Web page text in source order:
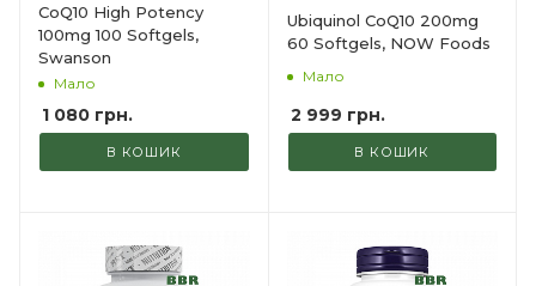
CoQ10 High Potency
100mg 100 Softgels,
Swanson
Мало
1 080 грн.
В КОШИК
Ubiquinol CoQ10 200mg
60 Softgels, NOW Foods
Мало
2 999 грн.
В КОШИК